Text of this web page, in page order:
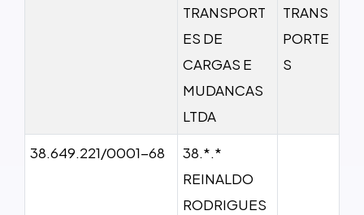
TRANSPORT
ES DE
CARGAS E
MUDANCAS
LTDA
TRANS
PORTE
S
38.649.221/0001-68
38.*.*
REINALDO
RODRIGUES